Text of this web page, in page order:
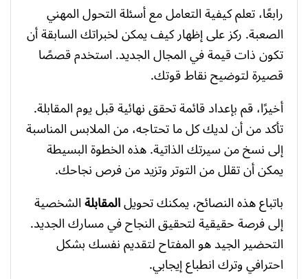
رابعًا، تعلم كيفية التعامل مع أسئلة التحول المهني
الصعبة. ركز على إظهار كيف يمكن لخبراتك السابقة أن
تكون ذات قيمة في المجال الجديد. استخدم قصصًا
قصيرة لتوضيح نقاط قوتك.
أخيرًا، قم بإعداد قائمة تحقق نهائية قبل يوم المقابلة.
تأكد من أن لديك كل ما تحتاجه، من الملابس المناسبة
إلى نسخ من سيرتك الذاتية. هذه الخطوة البسيطة
يمكن أن تقلل من التوتر وتزيد من فرص نجاحك.
باتباع هذه النصائح، يمكنك تحويلالمقابلةالشخصية
إلى فرصة حقيقية لتحقيق النجاح في مسارك الجديد.
التحضير الجيد هو المفتاح لتقديم نفسك بشكل
احترافي وترك انطباع إيجابي.